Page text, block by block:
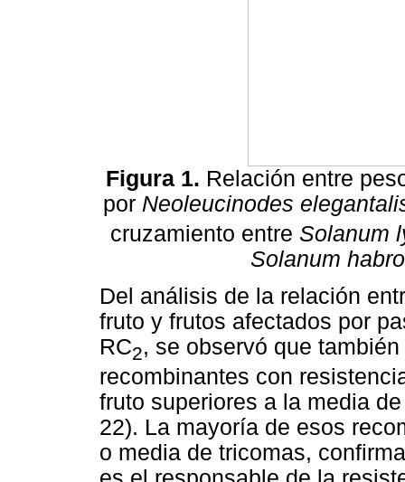
Figura 1. Relación entre
por Neoleucinodes
cruzamiento entre Solanum
Solanum
Del análisis de la relación
fruto y frutos afectados por
RC2, se observó que
recombinantes con
fruto superiores a la media
22). La mayoría de esos
o media de tricomas,